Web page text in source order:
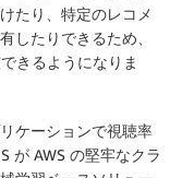
たり、特定のレコメ
したりできるため、
きるようになりま
ケーションで視聴率
が AWS の堅牢なクラ